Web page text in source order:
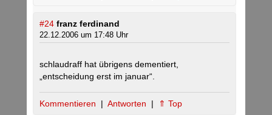
#24 franz ferdinand
22.12.2006 um 17:48 Uhr
schlaudraff hat übrigens dementiert,
„entscheidung erst im januar“.
Kommentieren | Antworten | ⇑ Top